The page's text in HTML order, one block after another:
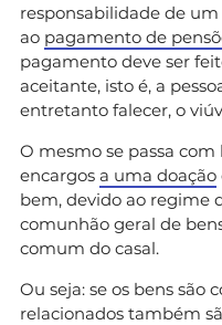
responsabilidade de
ao pagamento de
pagamento deve ser
aceitante, isto é, a
entretanto falecer, o
O mesmo se passa
encargos a uma doação
bem, devido ao regime
comunhão geral de
comum do casal.
Ou seja: se os bens são
relacionados também